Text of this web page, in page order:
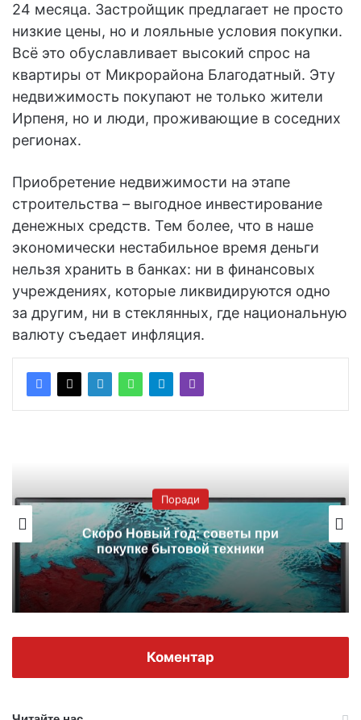
24 месяца. Застройщик предлагает не просто
низкие цены, но и лояльные условия покупки.
Всё это обуславливает высокий спрос на
квартиры от Микрорайона Благодатный. Эту
недвижимость покупают не только жители
Ирпеня, но и люди, проживающие в соседних
регионах.
Приобретение недвижимости на этапе
строительства – выгодное инвестирование
денежных средств. Тем более, что в наше
экономически нестабильное время деньги
нельзя хранить в банках: ни в финансовых
учреждениях, которые ликвидируются одно
за другим, ни в стеклянных, где национальную
валюту съедает инфляция.
Поради
Скоро Новый год: советы при
покупке бытовой техники
Коментар